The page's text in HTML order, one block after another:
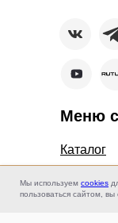
Мы используем cookies
пользоваться сайтом,
Меню
Каталог
Услуги
ОТВЕТЬ НА
«Проверь